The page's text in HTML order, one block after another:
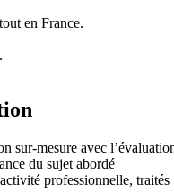
en France.
sur-mesure avec
du sujet abordé
professionnelle, traités